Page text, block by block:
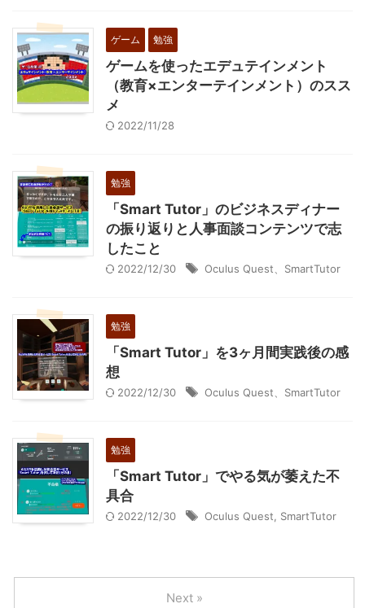
ゲーム 勉強
ゲームを使ったエデュテインメント
（教育×エンターテインメント）のスス
メ
2022/11/28
勉強
「Smart Tutor」のビジネスディナー
の振り返りと人事面談コンテンツで志
したこと
2022/12/30 Oculus Quest、SmartTutor
勉強
「Smart Tutor」を3ヶ月間実践後の感
想
2022/12/30 Oculus Quest、SmartTutor
勉強
「Smart Tutor」でやる気が萎えた不
具合
2022/12/30 Oculus Quest SmartTutor
Next »